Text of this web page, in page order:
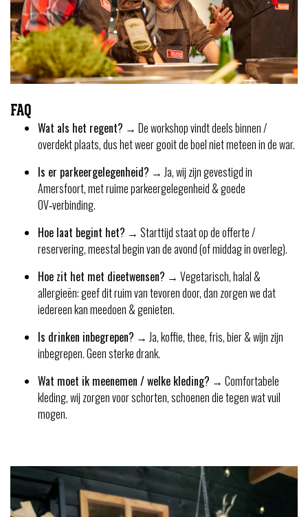
FAQ
Wat als het regent? → De workshop vindt deels binnen /
overdekt plaats, dus het weer gooit de boel niet meteen in de war.
Is er parkeergelegenheid? → Ja, wij zijn gevestigd in
Amersfoort, met ruime parkeergelegenheid & goede
OV‑verbinding.
Hoe laat begint het? → Starttijd staat op de offerte /
reservering, meestal begin van de avond (of middag in overleg).
Hoe zit het met dieetwensen? → Vegetarisch, halal &
allergieën: geef dit ruim van tevoren door, dan zorgen we dat
iedereen kan meedoen & genieten.
Is drinken inbegrepen? → Ja, koffie, thee, fris, bier & wijn zijn
inbegrepen. Geen sterke drank.
Wat moet ik meenemen / welke kleding? → Comfortabele
kleding, wij zorgen voor schorten, schoenen die tegen wat vuil
mogen.